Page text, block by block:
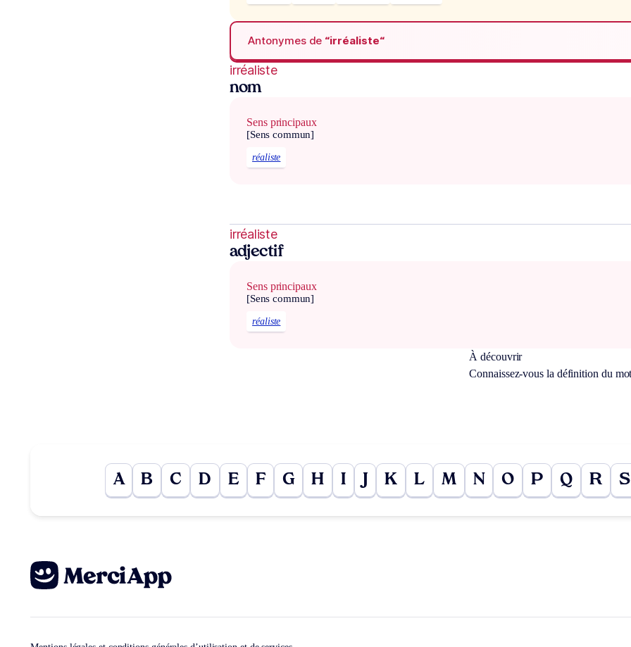
Antonymes de “irréaliste“
irréaliste
nom
Sens principaux
[Sens commun]
réaliste
irréaliste
adjectif
Sens principaux
[Sens commun]
réaliste
À découvrir
Connaissez-vous la définition du
A B C D E F G H I J K L M N O P Q R S